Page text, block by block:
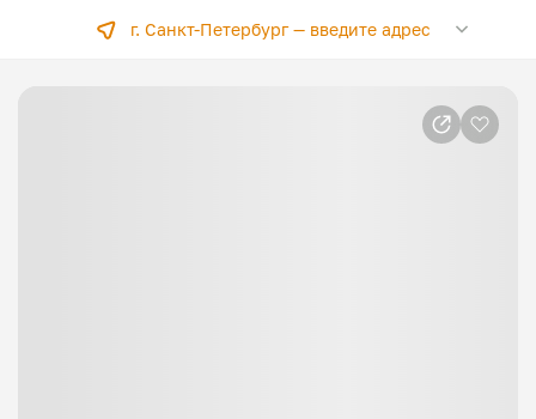
г. Санкт-Петербург —введите адрес